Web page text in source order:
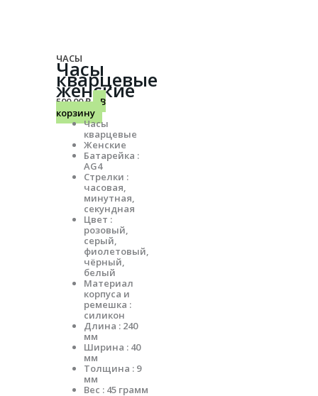
ЧАСЫ
Часы
кварцевые
женские
500.00₽
В
корзину
Часы
кварцевые
Женские
Батарейка :
AG4
Стрелки :
часовая,
минутная,
секундная
Цвет :
розовый,
серый,
фиолетовый,
чёрный,
белый
Материал
корпуса и
ремешка :
силикон
Длина : 240
мм
Ширина : 40
мм
Толщина : 9
мм
Вес : 45 грамм